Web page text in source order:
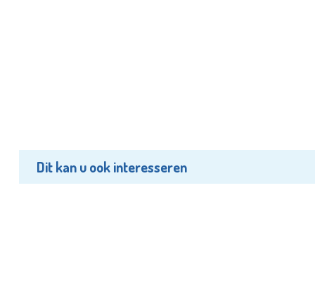
Dit kan u ook interesseren